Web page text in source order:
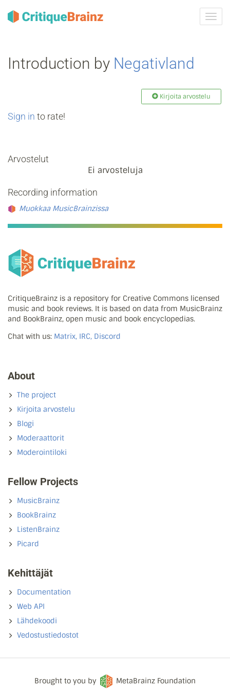
Introduction by Negativland
Kirjoita arvostelu
Sign in to rate!
Arvostelut
Ei arvosteluja
Recording information
Muokkaa MusicBrainzissa
CritiqueBrainz is a repository for Creative Commons licensed
music and book reviews. It is based on data from MusicBrainz
and BookBrainz, open music and book encyclopedias.
Chat with us: Matrix, IRC, Discord
About
The project
Kirjoita arvostelu
Blogi
Moderaattorit
Moderointiloki
Fellow Projects
MusicBrainz
BookBrainz
ListenBrainz
Picard
Kehittäjät
Documentation
Web API
Lähdekoodi
Vedostustiedostot
Brought to you by MetaBrainz Foundation